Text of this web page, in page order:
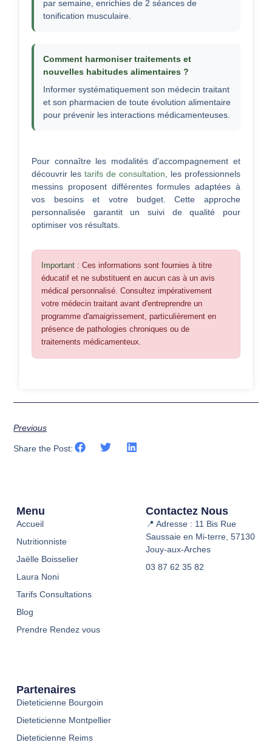
par semaine, enrichies de 2 séances de
tonification musculaire.
Comment harmoniser traitements et
nouvelles habitudes alimentaires ?
Informer systématiquement son médecin traitant
et son pharmacien de toute évolution alimentaire
pour prévenir les interactions médicamenteuses.
Pour connaître les modalités d'accompagnement et
découvrir lestarifs de consultation , les professionnels
messins proposent différentes formules adaptées à
vos besoins et votre budget. Cette approche
personnalisée garantit un suivi de qualité pour
optimiser vos résultats.
Important : Ces informations sont fournies à titre
éducatif et ne substituent en aucun cas à un avis
médical personnalisé. Consultez impérativement
votre médecin traitant avant d'entreprendre un
programme d'amaigrissement, particulièrement en
présence de pathologies chroniques ou de
traitements médicamenteux.
Previous
Share the Post:
Menu
Accueil
Nutritionniste
Jaëlle Boisselier
Laura Noni
Tarifs Consultations
Blog
Prendre Rendez vous
Contactez Nous
📍 Adresse : 11 Bis Rue
Saussaie en Mi-terre, 57130
Jouy-aux-Arches
03 87 62 35 82
Partenaires
Dieteticienne Bourgoin
Dieteticienne Montpellier
Dieteticienne Reims